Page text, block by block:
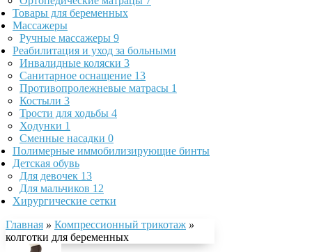
Товары для беременных
Массажеры
Ручные массажеры 9
Реабилитация и уход за больными
Инвалидные коляски 3
Санитарное оснащение 13
Противопролежневые матрасы 1
Костыли 3
Трости для ходьбы 4
Ходунки 1
Сменные насадки 0
Полимерные иммобилизирующие бинты
Детская обувь
Для девочек 13
Для мальчиков 12
Хирургические сетки
Главная » Компрессионный трикотаж »
колготки для беременных